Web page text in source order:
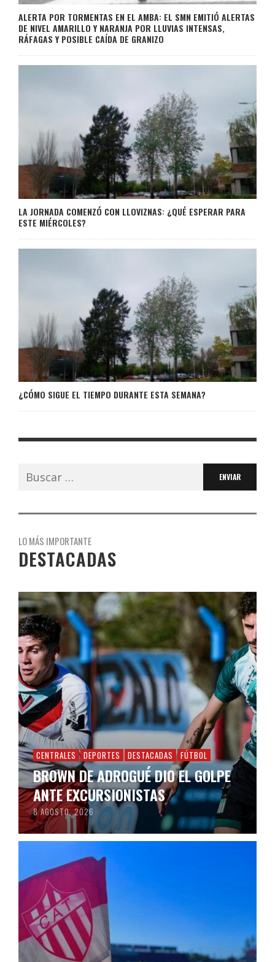
ALERTA POR TORMENTAS EN EL AMBA: EL SMN EMITIÓ ALERTAS
DE NIVEL AMARILLO Y NARANJA POR LLUVIAS INTENSAS,
RÁFAGAS Y POSIBLE CAÍDA DE GRANIZO
LA JORNADA COMENZÓ CON LLOVIZNAS: ¿QUÉ ESPERAR PARA
ESTE MIÉRCOLES?
¿CÓMO SIGUE EL TIEMPO DURANTE ESTA SEMANA?
Buscar:
LO MÁS IMPORTANTE
DESTACADAS
CENTRALES DEPORTES DESTACADAS FÚTBOL
BROWN DE ADROGUÉ DIO EL GOLPE
ANTE EXCURSIONISTAS
8 AGOSTO, 2026